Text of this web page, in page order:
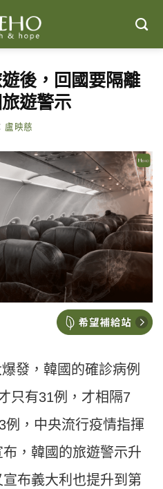
後，回國要隔離
遊警示
盧映慈
發，韓國的確診病例
只有31例，才相隔7
例，中央流行疫情指揮
，韓國的旅遊警示升
布義大利也提升到第